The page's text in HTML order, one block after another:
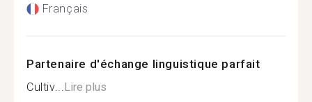
Français
Partenaire d'échange linguistique parfait
Cultiv...Lire plus